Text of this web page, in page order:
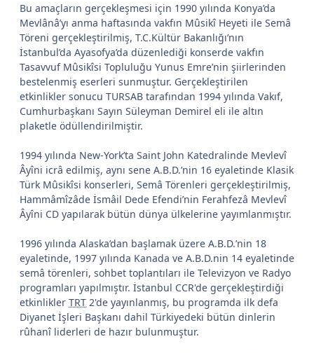
Bu amaçların gerçekleşmesi için 1990 yılında Konya’da
Mevlânâ’yı anma haftasında vakfın Mûsikî Heyeti ile Semâ
Töreni gerçekleştirilmiş, T.C.Kültür Bakanlığı’nın
İstanbul’da Ayasofya’da düzenlediği konserde vakfın
Tasavvuf Mûsikîsi Topluluğu Yunus Emre’nin şiirlerinden
bestelenmiş eserleri sunmuştur. Gerçekleştirilen
etkinlikler sonucu TURSAB tarafından 1994 yılında Vakıf,
Cumhurbaşkanı Sayın Süleyman Demirel eli ile altın
plaketle ödüllendirilmiştir.
1994 yılında New-York’ta Saint John Katedralinde Mevlevî
Âyîni icrâ edilmiş, aynı sene A.B.D.’nin 16 eyaletinde Klasik
Türk Mûsikîsi konserleri, Semâ Törenleri gerçekleştirilmiş,
Hammâmîzâde İsmâil Dede Efendi’nin Ferahfezâ Mevlevî
Âyîni CD yapılarak bütün dünya ülkelerine yayımlanmıştır.
1996 yılında Alaska’dan başlamak üzere A.B.D.’nin 18
eyaletinde, 1997 yılında Kanada ve A.B.D.nin 14 eyaletinde
semâ törenleri, sohbet toplantıları ile Televizyon ve Radyo
programları yapılmıştır. İstanbul CCR'de gerçekleştirdiği
etkinlikler TRT 2'de yayınlanmış, bu programda ilk defa
Diyanet İşleri Başkanı dahil Türkiyedeki bütün dinlerin
rûhanî liderleri de hazır bulunmuştur.